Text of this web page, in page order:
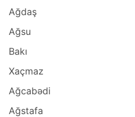
Ağdaş
Ağsu
Bakı
Xaçmaz
Ağcabədi
Ağstafa